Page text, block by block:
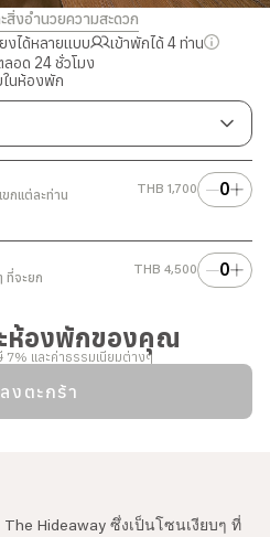
งอำนวยความสะดวก
งได้หลายแบบ
เข้าพักได้ 4 ท่าน
อด 24 ชั่วโมง
ในห้องพัก
กแต่ละท่าน
THB 1,700 0
ที่จะยก
THB 4,500 0
ห้องพักของคุณ
7% และค่าธรรมเนียมต่างๆ
งตะกร้า
ตียงเดี่ยว
Hideaway ซึ่งเป็นโซนเงียบๆ ที่